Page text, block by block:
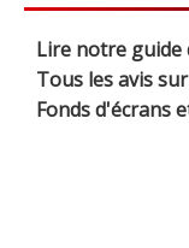
Lire notre guide
Tous les avis
Fonds d'écrans